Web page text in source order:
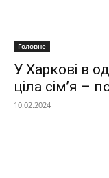
Головне
У Харкові в
ціла сім’я –
10.02.2024